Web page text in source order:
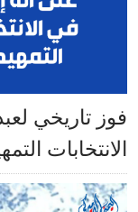
فوز تاريخي
الانتخابات